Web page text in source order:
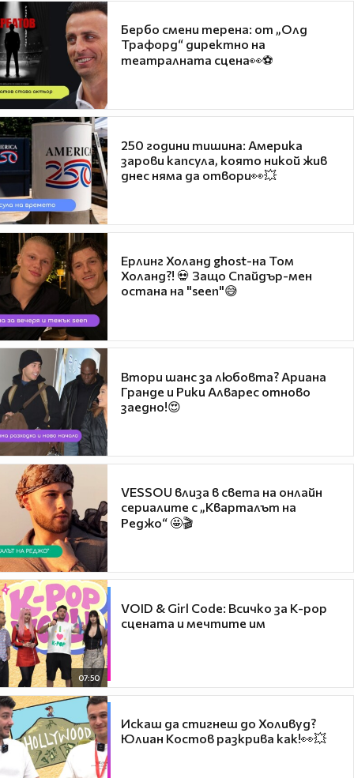
Бербо смени терена: от „Олд
Трафорд“ директно на
театралната сцена👀⚽
250 години тишина: Америка
зарови капсула, която никой жив
днес няма да отвори👀💥
Ерлинг Холанд ghost-на Том
Холанд?! 💀 Защо Спайдър-мен
остана на "seen"😅
Втори шанс за любовта? Ариана
Гранде и Рики Алварес отново
заедно!😍
VESSOU влиза в света на онлайн
сериалите с „Кварталът на
Реджо“ 🤩🎬
07:50
VOID & Girl Code: Всичко за K-pop
сцената и мечтите им
Искаш да стигнеш до Холивуд?
Юлиан Костов разкрива как!👀💥